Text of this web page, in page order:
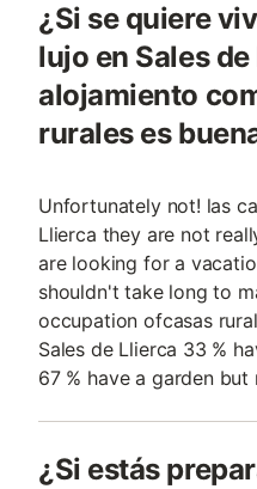
¿Si se quiere
lujo en Sales
alojamiento
rurales es
Unfortunately not! las
Llierca they are not
are looking for a
shouldn't take long to
occupation ofcasas
Sales de Llierca 33 %
67 % have a garden but
¿Si estás